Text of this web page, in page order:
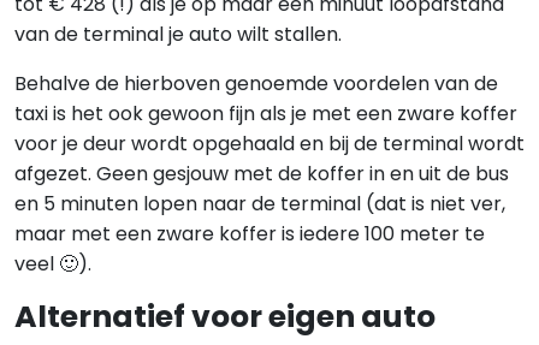
van de terminal je auto wilt stallen.
Behalve de hierboven genoemde voordelen van de
taxi is het ook gewoon fijn als je met een zware koffer
voor je deur wordt opgehaald en bij de terminal wordt
afgezet. Geen gesjouw met de koffer in en uit de bus
en 5 minuten lopen naar de terminal (dat is niet ver,
maar met een zware koffer is iedere 100 meter te
veel 🙂).
Alternatief voor eigen auto